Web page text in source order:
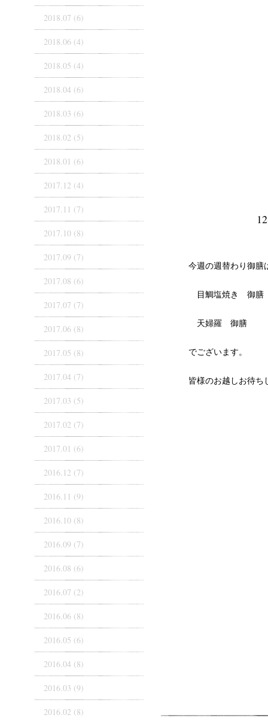
今週の週替わり御膳
目鯛塩焼き 御膳
天婦羅 御膳
でございます。
皆様のお越しお待ち
2018.07 (6)
2018.06 (4)
2018.05 (4)
2018.04 (6)
2018.03 (6)
2018.02 (5)
2018.01 (6)
2017.12 (4)
2017.11 (7)
2017.10 (8)
2017.09 (7)
2017.08 (6)
2017.07 (7)
2017.06 (8)
2017.05 (8)
2017.04 (7)
2017.03 (5)
2017.02 (7)
2017.01 (6)
2016.12 (7)
2016.11 (9)
2016.10 (8)
2016.09 (7)
2016.08 (6)
2016.07 (2)
2016.06 (8)
2016.05 (6)
2016.04 (8)
2016.03 (9)
2016.02 (8)